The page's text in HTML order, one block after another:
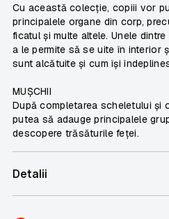
Cu această colecție, copiii vor
principalele organe din corp,
ficatul și multe altele. Unele
a le permite să se uite în interior
sunt alcătuite și cum își
MUȘCHII
După completarea scheletului și
putea să adauge principalele
descopere trăsăturile feței.
Detalii